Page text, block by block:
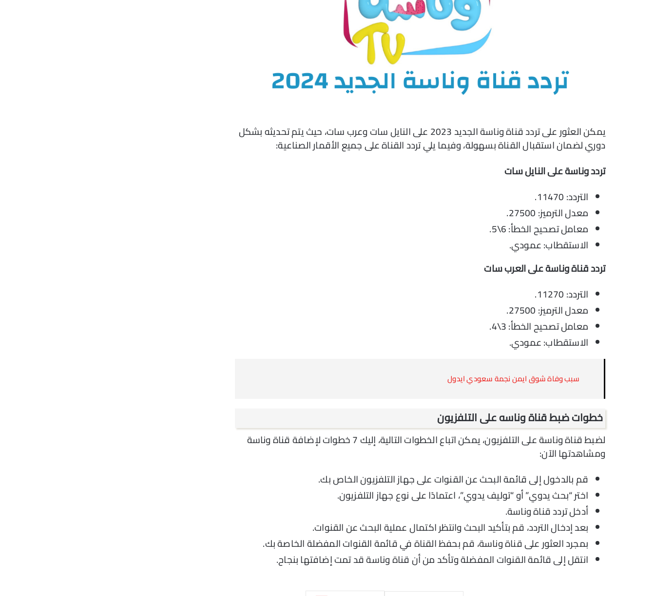
يمكن العثور على تردد قناة وناسة الجديد 2023 على النايل سات وعرب سات، حيث يتم تحديثه بشكل
دوري لضمان استقبال القناة بسهولة، وفيما يلي تردد القناة على جميع الأقمار الصناعية:
تردد وناسة على النايل سات
التردد: 11470.
معدل الترميز: 27500.
معامل تصحيح الخطأ: 6\5.
الاستقطاب: عمودي.
تردد قناة وناسة على العرب سات
التردد: 11270.
معدل الترميز: 27500.
معامل تصحيح الخطأ: 3\4.
الاستقطاب: عمودي.
سبب وفاة شوق ايمن نجمة سعودي ايدول
خطوات ضبط قناة وناسه على التلفزيون
لضبط قناة وناسة على التلفزيون، يمكن اتباع الخطوات التالية، إليك 7 خطوات لإضافة قناة وناسة
ومشاهدتها الآن:
قم بالدخول إلى قائمة البحث عن القنوات على جهاز التلفزيون الخاص بك.
اختر “بحث يدوي” أو “توليف يدوي”، اعتمادًا على نوع جهاز التلفزيون.
أدخل تردد قناة وناسة.
بعد إدخال التردد، قم بتأكيد البحث وانتظر اكتمال عملية البحث عن القنوات.
بمجرد العثور على قناة وناسة، قم بحفظ القناة في قائمة القنوات المفضلة الخاصة بك.
انتقل إلى قائمة القنوات المفضلة وتأكد من أن قناة وناسة قد تمت إضافتها بنجاح.